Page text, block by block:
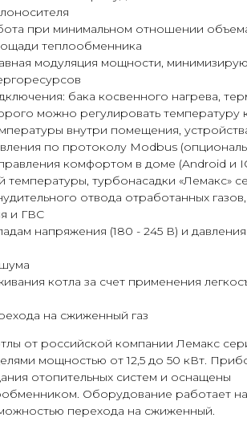
при минимальном отношении
теплообменника
модуляция мощности,
бака косвенного нагрева,
можно регулировать температуру
внутри помещения,
по протоколу Modbus
комфортом в доме (Android и
температуры, турбонасадки «Лемакс»
отвода отработанных
и ГВС
напряжения (180 - 245 В) и давления
котла за счет применения
на сжиженный газ
от российской компании Лемакс
мощностью от 12,5 до 50 кВт.
отопительных систем и оснащены
Оборудование работает на
перехода на сжиженный.